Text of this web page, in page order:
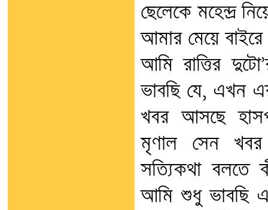
ছেলেকে মহেন্দ্র
আমার মেয়ে
আমি রাত্তির
ভাবছি যে, এখন
খবর আসছে
মৃণাল সেন খবর
সত্যিকথা বলতে
আমি শুধু ভাবছি